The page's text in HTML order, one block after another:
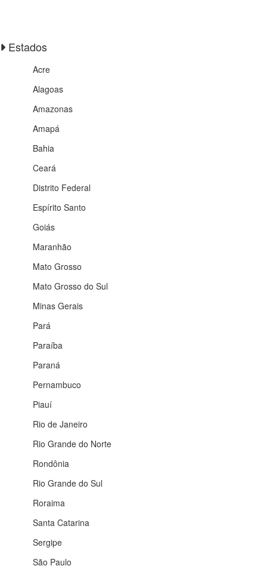
Estados
Acre
Alagoas
Amazonas
Amapá
Bahia
Ceará
Distrito Federal
Espírito Santo
Goiás
Maranhão
Mato Grosso
Mato Grosso do Sul
Minas Gerais
Pará
Paraíba
Paraná
Pernambuco
Piauí
Rio de Janeiro
Rio Grande do Norte
Rondônia
Rio Grande do Sul
Roraima
Santa Catarina
Sergipe
São Paulo